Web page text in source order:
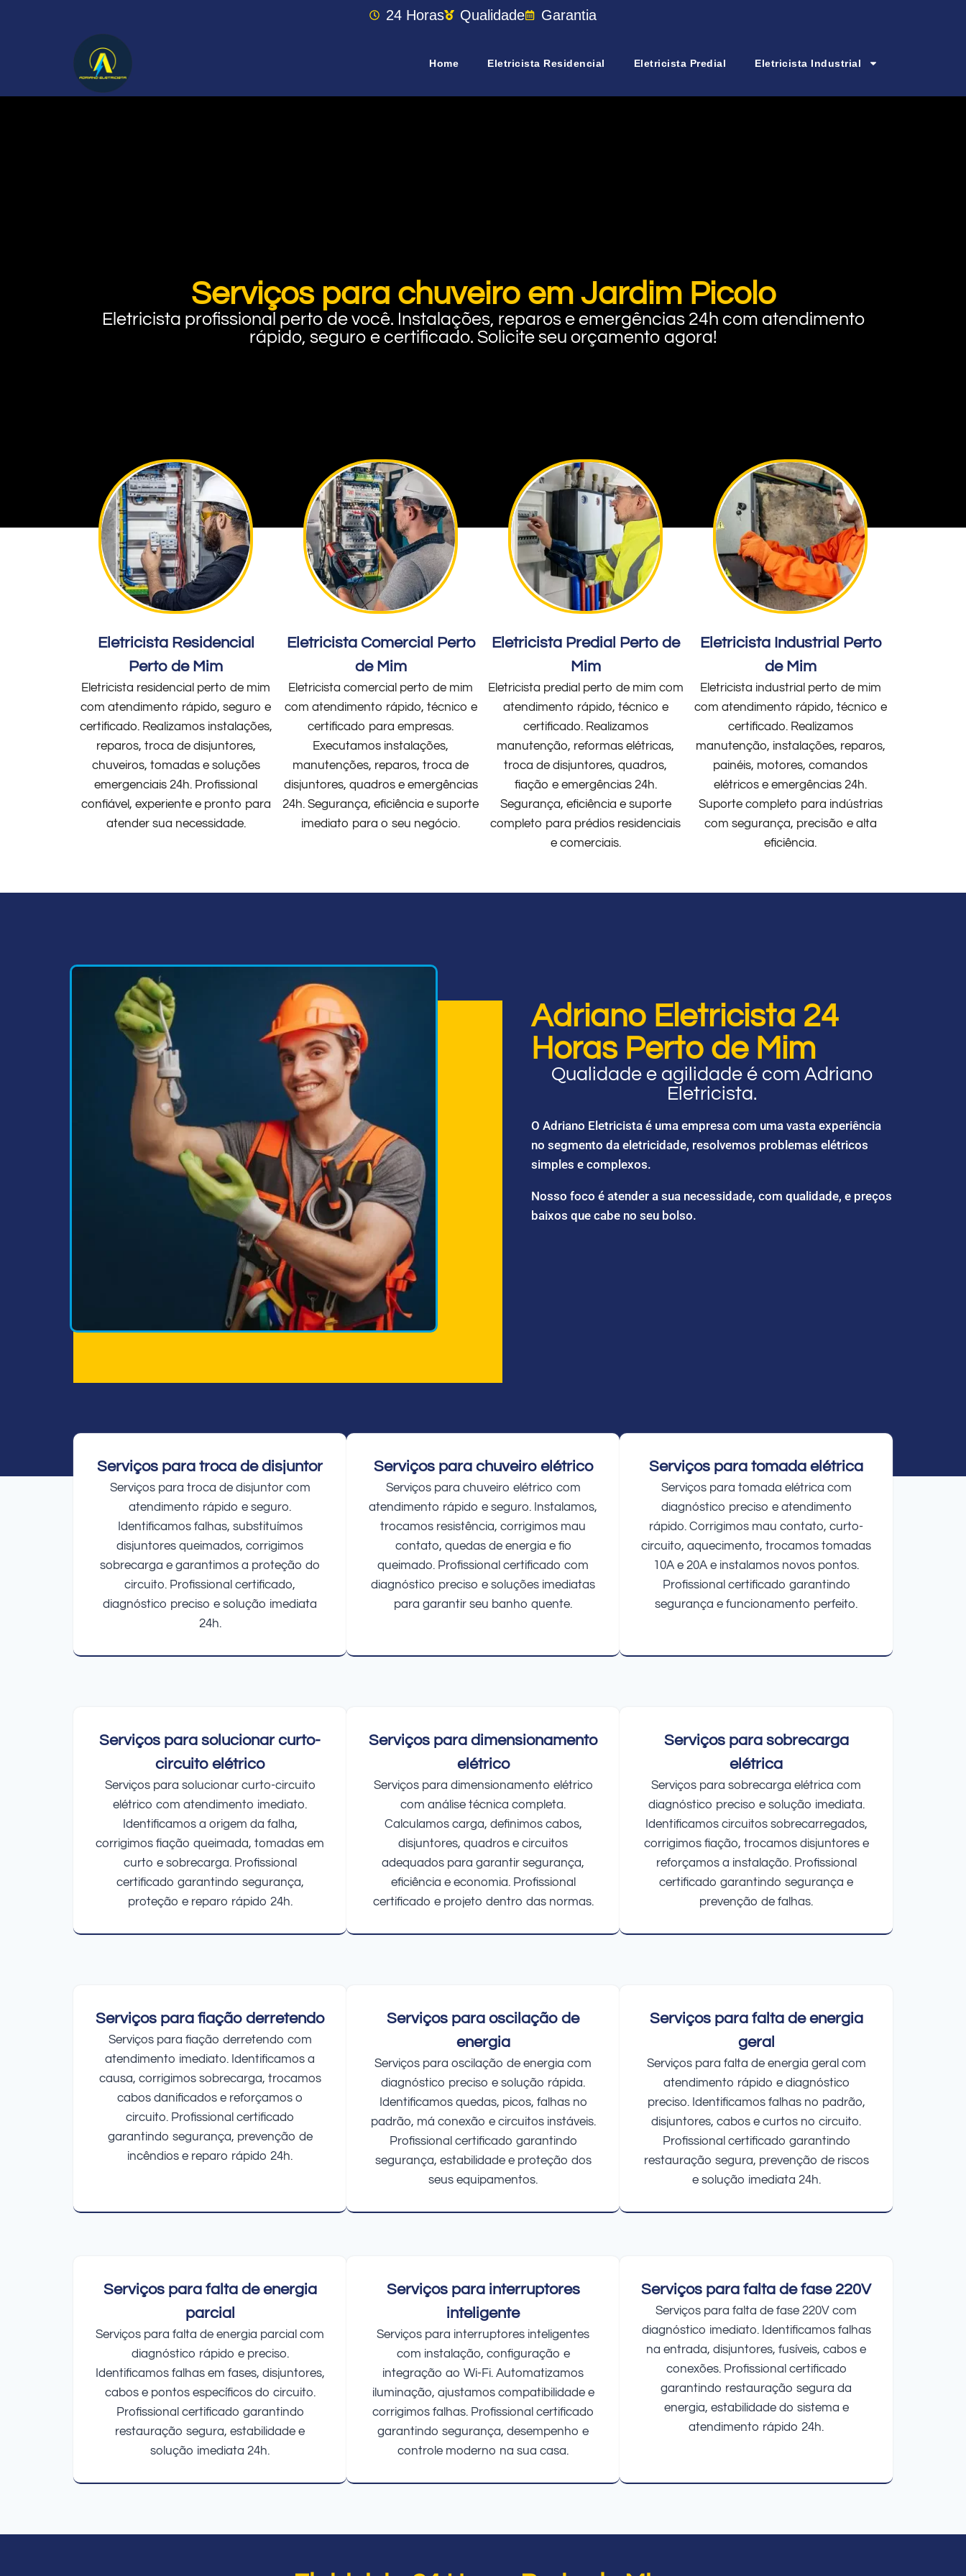
24 Horas Qualidade Garantia
Home Eletricista Residencial Eletricista Predial Eletricista Industrial
Serviços para chuveiro em Jardim Picolo
Eletricista profissional perto de você. Instalações, reparos e emergências 24h com atendimento
rápido, seguro e certificado. Solicite seu orçamento agora!
Eletricista Residencial
Perto de Mim
Eletricista residencial perto de mim
com atendimento rápido, seguro e
certificado. Realizamos instalações,
reparos, troca de disjuntores,
chuveiros, tomadas e soluções
emergenciais 24h. Profissional
confiável, experiente e pronto para
atender sua necessidade.
Eletricista Comercial Perto
de Mim
Eletricista comercial perto de mim
com atendimento rápido, técnico e
certificado para empresas.
Executamos instalações,
manutenções, reparos, troca de
disjuntores, quadros e emergências
24h. Segurança, eficiência e suporte
imediato para o seu negócio.
Eletricista Predial Perto de
Mim
Eletricista predial perto de mim com
atendimento rápido, técnico e
certificado. Realizamos
manutenção, reformas elétricas,
troca de disjuntores, quadros,
fiação e emergências 24h.
Segurança, eficiência e suporte
completo para prédios residenciais
e comerciais.
Eletricista Industrial Perto
de Mim
Eletricista industrial perto de mim
com atendimento rápido, técnico e
certificado. Realizamos
manutenção, instalações, reparos,
painéis, motores, comandos
elétricos e emergências 24h.
Suporte completo para indústrias
com segurança, precisão e alta
eficiência.
Adriano Eletricista 24
Horas Perto de Mim
Qualidade e agilidade é com Adriano
Eletricista.
O Adriano Eletricista é uma empresa com uma vasta experiência
no segmento da eletricidade, resolvemos problemas elétricos
simples e complexos.
Nosso foco é atender a sua necessidade, com qualidade, e preços
baixos que cabe no seu bolso.
Serviços para troca de disjuntor
Serviços para troca de disjuntor com
atendimento rápido e seguro.
Identificamos falhas, substituímos
disjuntores queimados, corrigimos
sobrecarga e garantimos a proteção do
circuito. Profissional certificado,
diagnóstico preciso e solução imediata
24h.
Serviços para chuveiro elétrico
Serviços para chuveiro elétrico com
atendimento rápido e seguro. Instalamos,
trocamos resistência, corrigimos mau
contato, quedas de energia e fio
queimado. Profissional certificado com
diagnóstico preciso e soluções imediatas
para garantir seu banho quente.
Serviços para tomada elétrica
Serviços para tomada elétrica com
diagnóstico preciso e atendimento
rápido. Corrigimos mau contato, curto-
circuito, aquecimento, trocamos tomadas
10A e 20A e instalamos novos pontos.
Profissional certificado garantindo
segurança e funcionamento perfeito.
Serviços para solucionar curto-
circuito elétrico
Serviços para solucionar curto-circuito
elétrico com atendimento imediato.
Identificamos a origem da falha,
corrigimos fiação queimada, tomadas em
curto e sobrecarga. Profissional
certificado garantindo segurança,
proteção e reparo rápido 24h.
Serviços para dimensionamento
elétrico
Serviços para dimensionamento elétrico
com análise técnica completa.
Calculamos carga, definimos cabos,
disjuntores, quadros e circuitos
adequados para garantir segurança,
eficiência e economia. Profissional
certificado e projeto dentro das normas.
Serviços para sobrecarga
elétrica
Serviços para sobrecarga elétrica com
diagnóstico preciso e solução imediata.
Identificamos circuitos sobrecarregados,
corrigimos fiação, trocamos disjuntores e
reforçamos a instalação. Profissional
certificado garantindo segurança e
prevenção de falhas.
Serviços para fiação derretendo
Serviços para fiação derretendo com
atendimento imediato. Identificamos a
causa, corrigimos sobrecarga, trocamos
cabos danificados e reforçamos o
circuito. Profissional certificado
garantindo segurança, prevenção de
incêndios e reparo rápido 24h.
Serviços para oscilação de
energia
Serviços para oscilação de energia com
diagnóstico preciso e solução rápida.
Identificamos quedas, picos, falhas no
padrão, má conexão e circuitos instáveis.
Profissional certificado garantindo
segurança, estabilidade e proteção dos
seus equipamentos.
Serviços para falta de energia
geral
Serviços para falta de energia geral com
atendimento rápido e diagnóstico
preciso. Identificamos falhas no padrão,
disjuntores, cabos e curtos no circuito.
Profissional certificado garantindo
restauração segura, prevenção de riscos
e solução imediata 24h.
Serviços para falta de energia
parcial
Serviços para falta de energia parcial com
diagnóstico rápido e preciso.
Identificamos falhas em fases, disjuntores,
cabos e pontos específicos do circuito.
Profissional certificado garantindo
restauração segura, estabilidade e
solução imediata 24h.
Serviços para interruptores
inteligente
Serviços para interruptores inteligentes
com instalação, configuração e
integração ao Wi-Fi. Automatizamos
iluminação, ajustamos compatibilidade e
corrigimos falhas. Profissional certificado
garantindo segurança, desempenho e
controle moderno na sua casa.
Serviços para falta de fase 220V
Serviços para falta de fase 220V com
diagnóstico imediato. Identificamos falhas
na entrada, disjuntores, fusíveis, cabos e
conexões. Profissional certificado
garantindo restauração segura da
energia, estabilidade do sistema e
atendimento rápido 24h.